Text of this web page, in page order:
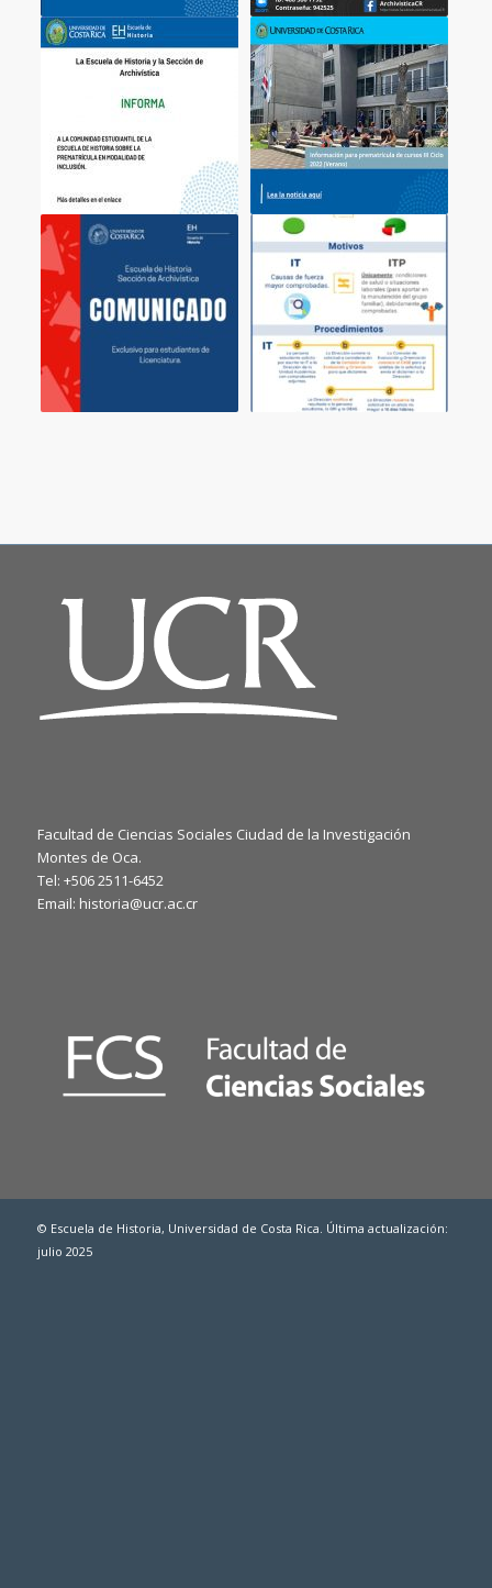
Facultad de Ciencias Sociales Ciudad de la Investigación
Montes de Oca.
Tel: +506 2511-6452
Email: historia@ucr.ac.cr
© Escuela de Historia, Universidad de Costa Rica. Última actualización:
julio 2025